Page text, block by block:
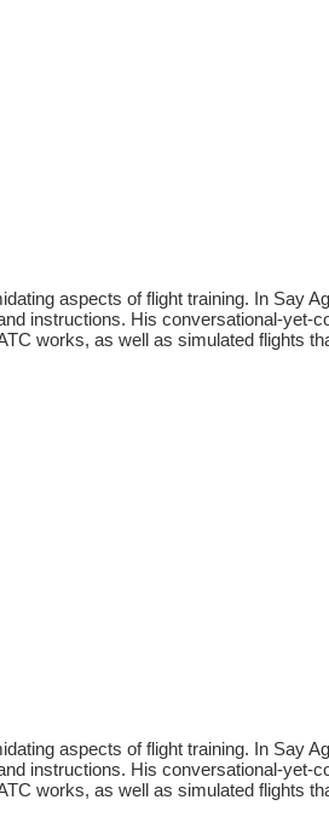
aspects of flight training. In Say
instructions. His conversational-yet-
works, as well as simulated flights
aspects of flight training. In Say
instructions. His conversational-yet-
works, as well as simulated flights